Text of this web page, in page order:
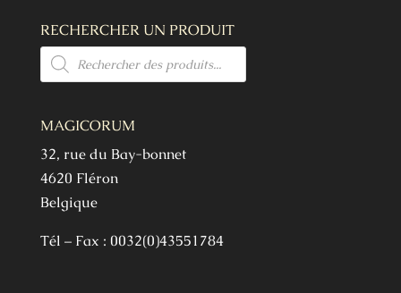
RECHERCHER UN PRODUIT
Recherche
de
produits
MAGICORUM
32, rue du Bay-bonnet
4620 Fléron
Belgique
Tél – Fax : 0032(0)43551784